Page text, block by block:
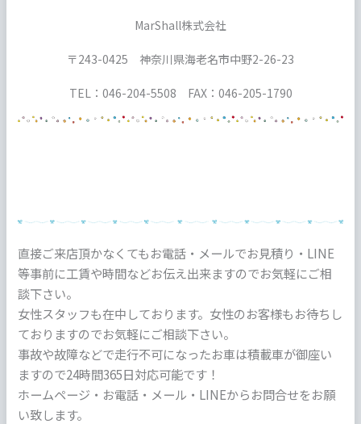
MarShall株式会社
〒243-0425 神奈川県海老名市中野2-26-23
TEL：046-204-5508 FAX：046-205-1790
直接ご来店頂かなくてもお電話・メールでお見積り・LINE
等事前に工賃や時間などお伝え出来ますのでお気軽にご相
談下さい。
女性スタッフも在中しております。女性のお客様もお待ちし
ておりますのでお気軽にご相談下さい。
事故や故障などで走行不可になったお車は積載車が御座い
ますので24時間365日対応可能です！
ホームページ・お電話・メール・LINEからお問合せをお願
い致します。